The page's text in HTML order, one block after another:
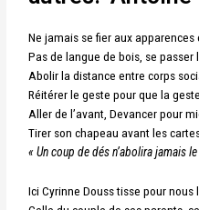
Ne jamais se fier aux
Pas de langue de bois, se passer
Abolir la distance entre corps
Réitérer le geste pour que la
Aller de l’avant, Devancer pour
Tirer son chapeau avant les
« Un coup de dés n’abolira jamais
Ici Cyrinne Douss tisse pour